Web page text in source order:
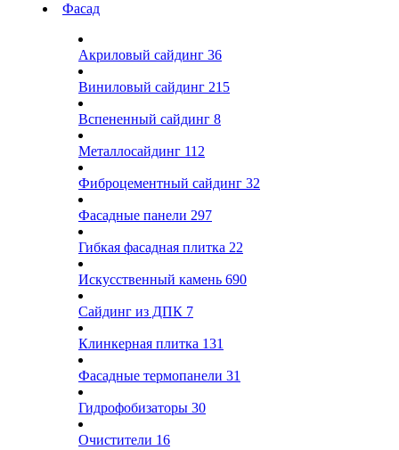
Фасад
Акриловый сайдинг 36
Виниловый сайдинг 215
Вспененный сайдинг 8
Металлосайдинг 112
Фиброцементный сайдинг 32
Фасадные панели 297
Гибкая фасадная плитка 22
Искусственный камень 690
Сайдинг из ДПК 7
Клинкерная плитка 131
Фасадные термопанели 31
Гидрофобизаторы 30
Очистители 16